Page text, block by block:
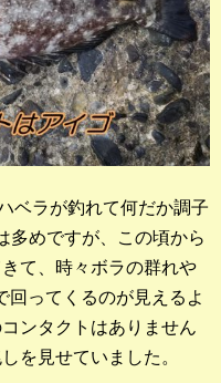
ベラが釣れて何だか調子
多めですが、この頃から
て、時々ボラの群れや
回ってくるのが見えるよ
ンタクトはありません
を見せていました。